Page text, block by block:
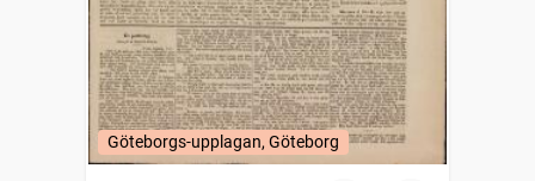
Göteborgs-upplagan, Göteborg